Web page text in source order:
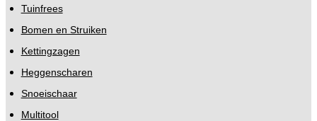
Tuinfrees
Bomen en Struiken
Kettingzagen
Heggenscharen
Snoeischaar
Multitool